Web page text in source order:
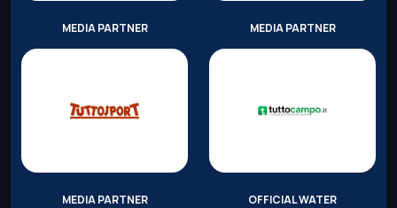
MEDIA PARTNER MEDIA PARTNER
MEDIA PARTNER OFFICIAL WATER